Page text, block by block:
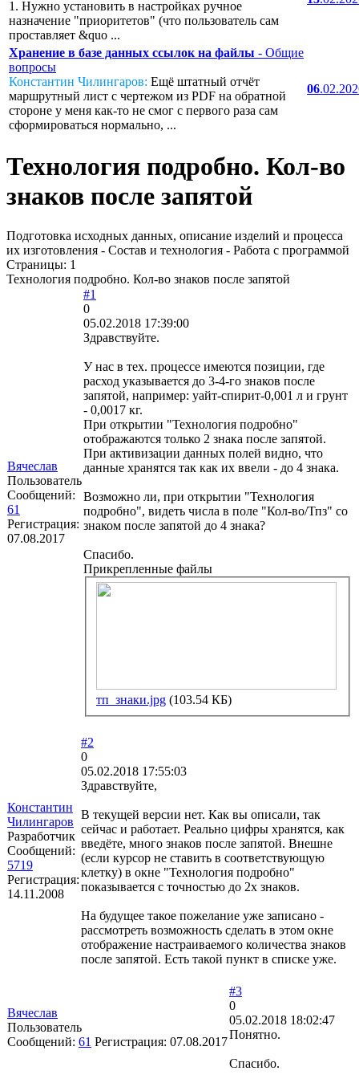
1. Нужно установить в настройках ручное
назначение "приоритетов" (что пользователь сам
проставляет &quo ...
Хранение в базе данных ссылок на файлы - Общие
вопросы
Константин Чилингаров: Ещё штатный отчёт
маршрутный лист с чертежом из PDF на обратной
стороне у меня как-то не смог с первого раза сам
сформироваться нормально, ...
06
Технология подробно. Кол-во
знаков после запятой
Подготовка исходных данных, описание изделий и процесса
их изготовления - Состав и технология - Работа с программой
Страницы: 1
Технология подробно. Кол-во знаков после запятой
Вячеслав
Пользователь
Сообщений:
61
Регистрация:
07.08.2017
#1
0
05.02.2018 17:39:00
Здравствуйте.
У нас в тех. процессе имеются позиции, где
расход указывается до 3-4-го знаков после
запятой, например: уайт-спирит-0,001 л и грунт
- 0,0017 кг.
При открытии "Технология подробно"
отображаются только 2 знака после запятой.
При активизации данных полей видно, что
данные хранятся так как их ввели - до 4 знака.
Возможно ли, при открытии "Технология
подробно", видеть числа в поле "Кол-во/Тпз" со
знаком после запятой до 4 знака?
Спасибо.
Прикрепленные файлы
тп_знаки.jpg (103.54 КБ)
Константин
Чилингаров
Разработчик
Сообщений:
5719
Регистрация:
14.11.2008
#2
0
05.02.2018 17:55:03
Здравствуйте,
В текущей версии нет. Как вы описали, так
сейчас и работает. Реально цифры хранятся, как
введёте, много знаков после запятой. Внешне
(если курсор не ставить в соответствующую
клетку) в окне "Технология подробно"
показывается с точностью до 2х знаков.
На будущее такое пожелание уже записано -
рассмотреть возможность сделать в этом окне
отображение настраиваемого количества знаков
после запятой. Есть такой пункт в списке уже.
Вячеслав
Пользователь
Сообщений: 61 Регистрация: 07.08.2017
#3
0
05.02.2018 18:02:47
Понятно.
Спасибо.